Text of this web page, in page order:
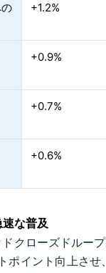
+1.2%
+0.9%
+0.7%
+0.6%
な普及
クローズドルー
ポイント向上さ